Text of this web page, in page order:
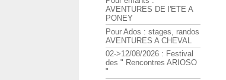
AVENTURES DE l'ETE A
PONEY
Pour Ados : stages, randos
AVENTURES A CHEVAL
02->12/08/2026 : Festival
des " Rencontres ARIOSO
"